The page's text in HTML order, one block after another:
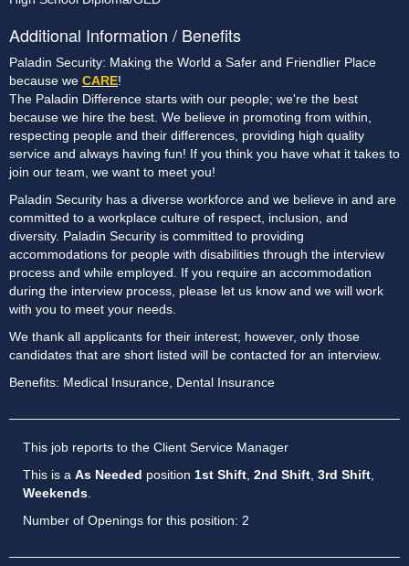
Additional Information / Benefits
Paladin Security: Making the World a Safer and Friendlier Place
because we CARE!
The Paladin Difference starts with our people; we're the best
because we hire the best. We believe in promoting from within,
respecting people and their differences, providing high quality
service and always having fun! If you think you have what it takes to
join our team, we want to meet you!
Paladin Security has a diverse workforce and we believe in and are
committed to a workplace culture of respect, inclusion, and
diversity. Paladin Security is committed to providing
accommodations for people with disabilities through the interview
process and while employed. If you require an accommodation
during the interview process, please let us know and we will work
with you to meet your needs.
We thank all applicants for their interest; however, only those
candidates that are short listed will be contacted for an interview.
Benefits: Medical Insurance, Dental Insurance
This job reports to the Client Service Manager
This is a As Needed position 1st Shift 2nd Shift 3rd Shift
Weekends
Number of Openings for this position: 2